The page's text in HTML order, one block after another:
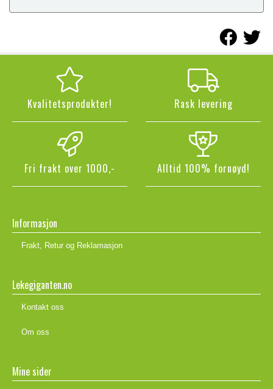
Kvalitetsprodukter! Rask levering
Fri frakt over 1000,- Alltid 100% fornøyd!
Informasjon
Frakt, Retur og Reklamasjon
Lekegiganten.no
Kontakt oss
Om oss
Mine sider